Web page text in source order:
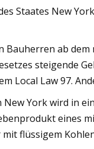
Staates New
Bauherren ab
steigende
Local Law 97.
New York wird in
eines
flüssigem